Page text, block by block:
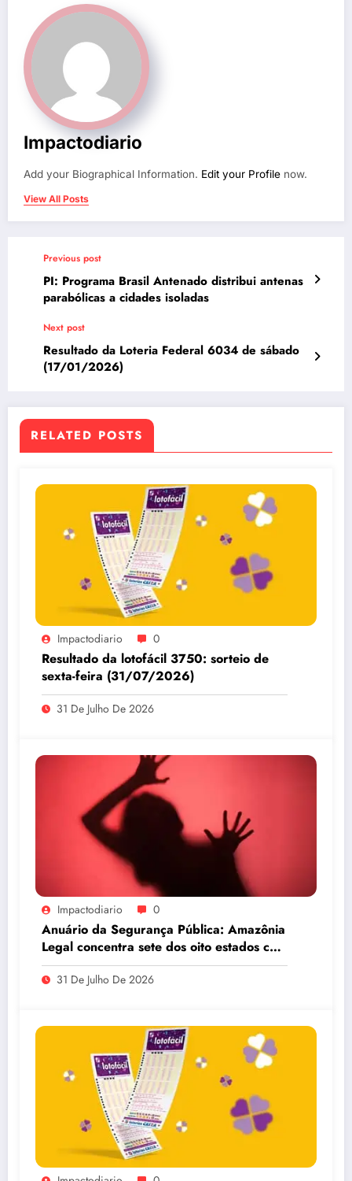
Impactodiario
Add your Biographical Information. Edit your Profile now.
View All Posts
Previous post
PI: Programa Brasil Antenado distribui antenas
parabólicas a cidades isoladas
Next post
Resultado da Loteria Federal 6034 de sábado
(17/01/2026)
RELATED POSTS
Impactodiario 0
Resultado da lotofácil 3750: sorteio de
sexta-feira (31/07/2026)
31 De Julho De 2026
Impactodiario 0
Anuário da Segurança Pública: Amazônia
Legal concentra sete dos oito estados com
maiores taxas de estupro do país
31 De Julho De 2026